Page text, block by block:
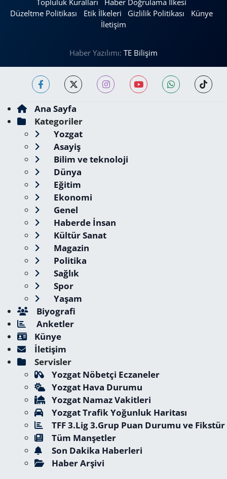
Topluluk Kuralları
Haber Doğrulama İlkesi
Düzeltme Politikası
Etik İlkeleri Gizlilik Politikası
Künye
İletişim
Haber Yazılımı: TE Bilişim
Ana Sayfa
Kategoriler
Yozgat
Asayiş
Bilim ve teknoloji
Dünya
Eğitim
Ekonomi
Genel
Haberde İnsan
Kültür Sanat
Magazin
Politika
Sağlık
Spor
Yaşam
Biyografi
Anketler
Künye
İletişim
Servisler
Yozgat Nöbetçi Eczaneler
Yozgat Hava Durumu
Yozgat Namaz Vakitleri
Yozgat Trafik Yoğunluk Haritası
TFF 3.Lig 3.Grup Puan Durumu ve Fikstür
Tüm Manşetler
Son Dakika Haberleri
Haber Arşivi